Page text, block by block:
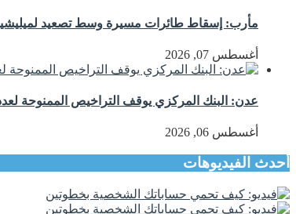
مأرب: إسقاط طائرات مسيرة وسط تصعيد لميليشيا
أغسطس 07, 2026
عدن: البنك المركزي يوقف التراخيص الممنوحة
أغسطس 06, 2026
أحدث الفيديوهات